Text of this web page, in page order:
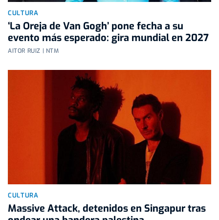
CULTURA
‘La Oreja de Van Gogh’ pone fecha a su
evento más esperado: gira mundial en 2027
AITOR RUIZ | NTM
CULTURA
Massive Attack, detenidos en Singapur tras